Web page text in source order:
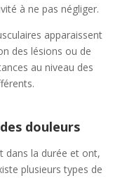
à ne pas négliger.
apparaissent
des lésions ou de
au niveau des
douleurs
dans la durée et ont,
plusieurs types de